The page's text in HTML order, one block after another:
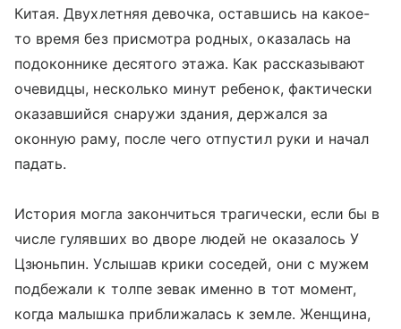
Китая. Двухлетняя девочка, оставшись на какое-
то время без присмотра родных, оказалась на
подоконнике десятого этажа. Как рассказывают
очевидцы, несколько минут ребенок, фактически
оказавшийся снаружи здания, держался за
оконную раму, после чего отпустил руки и начал
падать.
История могла закончиться трагически, если бы в
числе гулявших во дворе людей не оказалось У
Цзюньпин. Услышав крики соседей, они с мужем
подбежали к толпе зевак именно в тот момент,
когда малышка приближалась к земле. Женщина,